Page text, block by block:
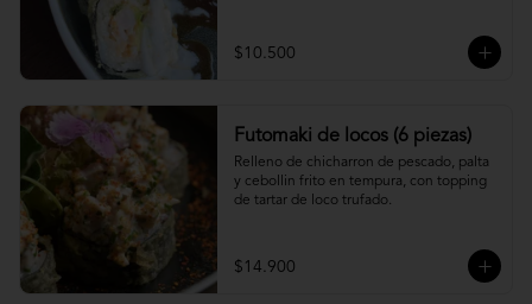
$10.500
Futomaki de locos (6 piezas)
Relleno de chicharron de pescado, palta
y cebollin frito en tempura, con topping
de tartar de loco trufado.
$14.900